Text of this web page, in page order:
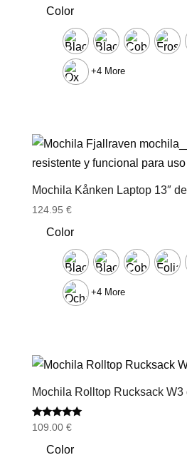
Color
+4 More
Mochila Kånken Laptop 13″
124.95 €
Color
+4 More
Mochila Rolltop Rucksack W3
Valorado
5.00
de 5
109.00 €
Color